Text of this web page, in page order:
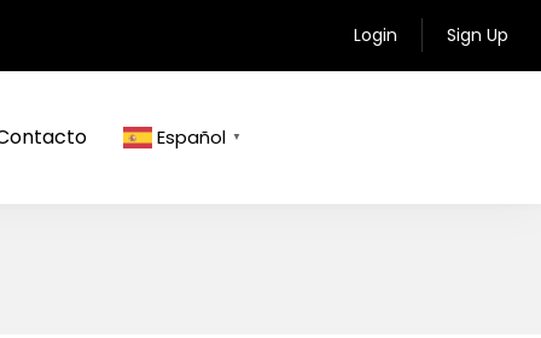
Login Sign Up
Español ▼